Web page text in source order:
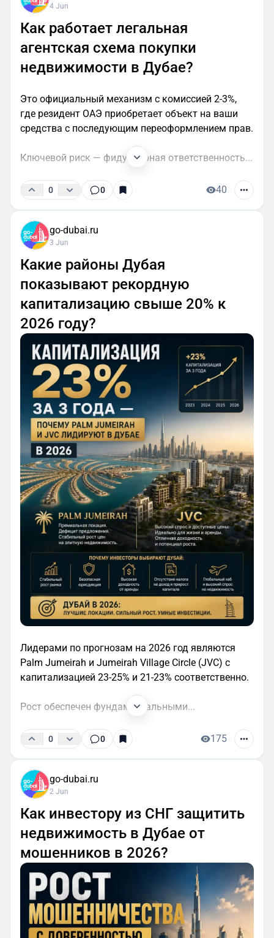
4 Jun
Как работает легальная
агентская схема покупки
недвижимости в Дубае?
Это официальный механизм с комиссией 2-3%,
где резидент ОАЭ приобретает объект на ваши
средства с последующим переоформлением прав.
Ключевой риск — фидуциарная ответственность...
0 0 40
go-dubai.ru
3 Jun
Какие районы Дубая
показывают рекордную
капитализацию свыше 20% к
2026 году?
Лидерами по прогнозам на 2026 год являются
Palm Jumeirah и Jumeirah Village Circle (JVC) с
капитализацией 23-25% и 21-23% соответственно.
Рост обеспечен фундаментальными...
0 0 175
go-dubai.ru
2 Jun
Как инвестору из СНГ защитить
недвижимость в Дубае от
мошенников в 2026?